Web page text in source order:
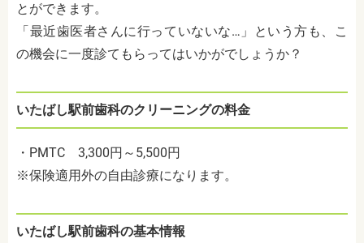
とができます。
「最近歯医者さんに行っていないな…」という方も、こ
の機会に一度診てもらってはいかがでしょうか？
いたばし駅前歯科のクリーニングの料金
・PMTC 3,300円～5,500円
※保険適用外の自由診療になります。
いたばし駅前歯科の基本情報